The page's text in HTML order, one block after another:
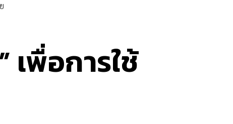
เพื่อการใช้